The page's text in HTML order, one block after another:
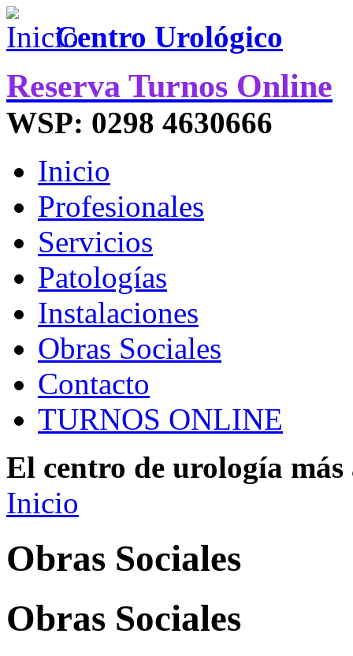
Centro Urológico
Reserva Turnos Online
WSP: 0298 4630666
Inicio
Profesionales
Servicios
Patologías
Instalaciones
Obras Sociales
Contacto
TURNOS ONLINE
El centro de urología
Inicio
Obras Sociales
Obras Sociales